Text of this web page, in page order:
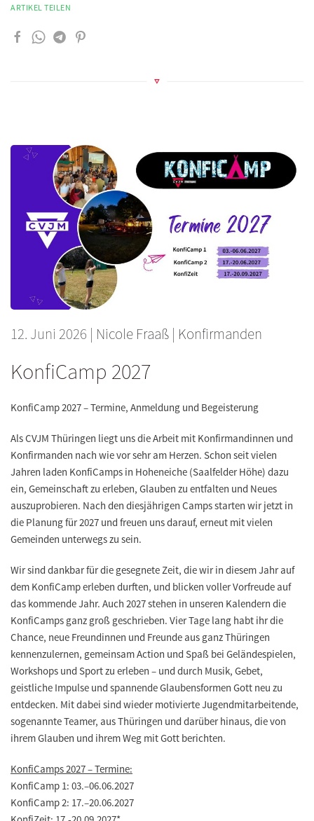
ARTIKEL TEILEN
12. Juni 2026 | Nicole Fraaß | Konfirmanden
KonfiCamp 2027
KonfiCamp 2027 – Termine, Anmeldung und Begeisterung
Als CVJM Thüringen liegt uns die Arbeit mit Konfirmandinnen und
Konfirmanden nach wie vor sehr am Herzen. Schon seit vielen
Jahren laden KonfiCamps in Hoheneiche (Saalfelder Höhe) dazu
ein, Gemeinschaft zu erleben, Glauben zu entfalten und Neues
auszuprobieren. Nach den diesjährigen Camps starten wir jetzt in
die Planung für 2027 und freuen uns darauf, erneut mit vielen
Gemeinden unterwegs zu sein.
Wir sind dankbar für die gesegnete Zeit, die wir in diesem Jahr auf
dem KonfiCamp erleben durften, und blicken voller Vorfreude auf
das kommende Jahr. Auch 2027 stehen in unseren Kalendern die
KonfiCamps ganz groß geschrieben. Vier Tage lang habt ihr die
Chance, neue Freundinnen und Freunde aus ganz Thüringen
kennenzulernen, gemeinsam Action und Spaß bei Geländespielen,
Workshops und Sport zu erleben – und durch Musik, Gebet,
geistliche Impulse und spannende Glaubensformen Gott neu zu
entdecken. Mit dabei sind wieder motivierte Jugendmitarbeitende,
sogenannte Teamer, aus Thüringen und darüber hinaus, die von
ihrem Glauben und ihrem Weg mit Gott berichten.
KonfiCamps 2027 – Termine:
KonfiCamp 1: 03.–06.06.2027
KonfiCamp 2: 17.–20.06.2027